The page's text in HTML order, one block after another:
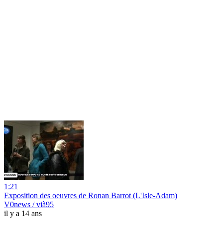
1:21
Exposition des oeuvres de Ronan Barrot (L'Isle-Adam)
V0news / vià95
il y a 14 ans